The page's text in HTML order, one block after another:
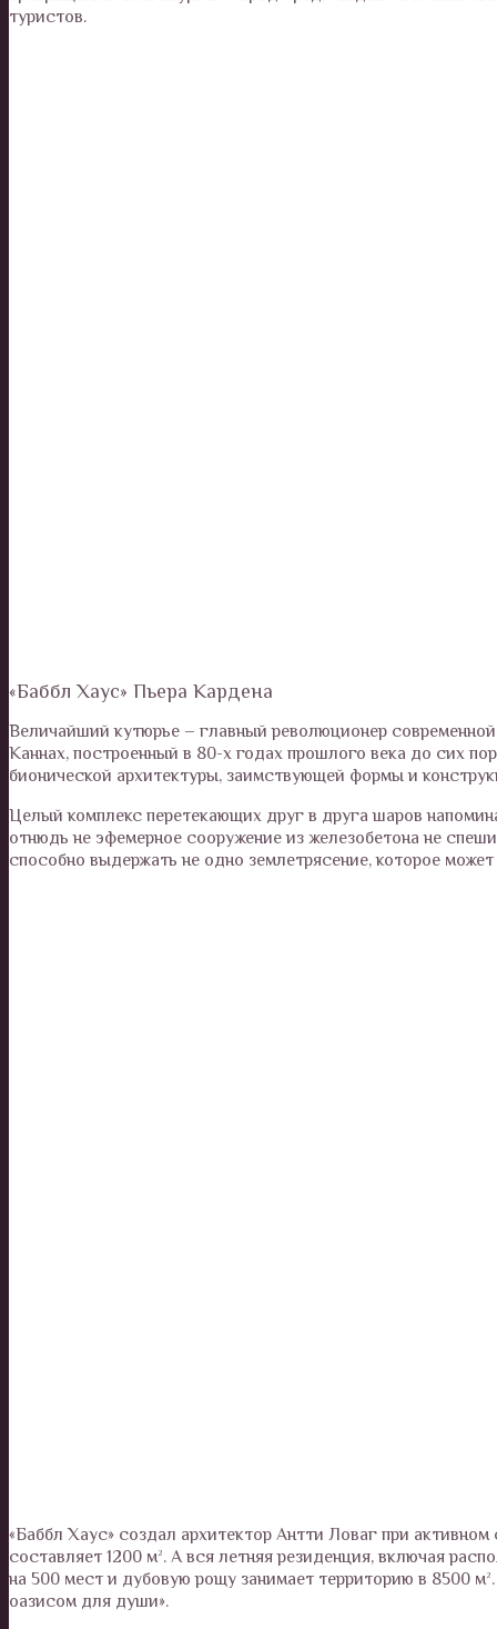
туристов.
«Баббл Хаус» Пьера Кардена
Величайший кутюрье – главный революционер
Каннах, построенный в 80-х годах прошлого века до сих
бионической архитектуры, заимствующей формы и
Целый комплекс перетекающих друг в друга шаров
отнюдь не эфемерное сооружение из железобетона не
способно выдержать не одно землетрясение, которое может
«Баббл Хаус» создал архитектор Антти Ловаг при
составляет 1200 м². А вся летняя резиденция, включая
на 500 мест и дубовую рощу занимает территорию в 8500
оазисом для души».